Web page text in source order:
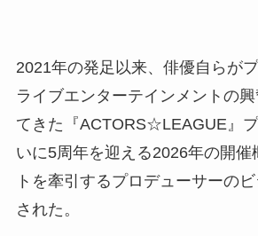
2021年の発足以来、俳優自らが
ライブエンターテインメントの
てきた『ACTORS☆LEAGUE』
いに5周年を迎える2026年の開催
トを牽引するプロデューサーの
された。